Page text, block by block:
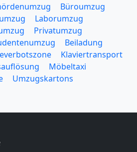
Büroumzug
Laborumzug
Privatumzug
Beiladung
Klaviertransport
Möbeltaxi
Umzugskartons